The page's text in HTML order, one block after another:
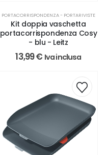
PORTACORRISPONDENZA - PORTARIVISTE
Kit doppia vaschetta
portacorrispondenza Cosy
- blu - Leitz
13,99€ Iva inclusa